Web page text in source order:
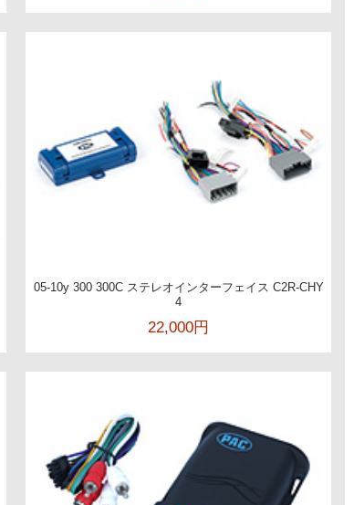
05-10y 300 300C ステレオインターフェイス C2R-CHY
4
22,000円